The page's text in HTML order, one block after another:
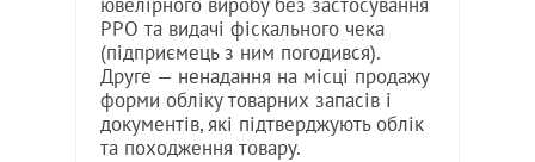
ювелірного виробу без застосування
РРО та видачі фіскального чека
(підприємець з ним погодився).
Друге — ненадання на місці продажу
форми обліку товарних запасів і
документів, які підтверджують облік
та походження товару.